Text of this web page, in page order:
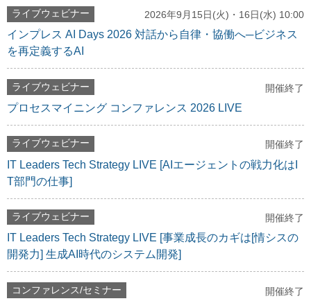
ライブウェビナー 2026年9月15日(火)・16日(水) 10:00
インプレス AI Days 2026 対話から自律・協働へ─ビジネス
を再定義するAI
ライブウェビナー 開催終了
プロセスマイニング コンファレンス 2026 LIVE
ライブウェビナー 開催終了
IT Leaders Tech Strategy LIVE [AIエージェントの戦力化はI
T部門の仕事]
ライブウェビナー 開催終了
IT Leaders Tech Strategy LIVE [事業成長のカギは[情シスの
開発力] 生成AI時代のシステム開発]
コンファレンス/セミナー 開催終了